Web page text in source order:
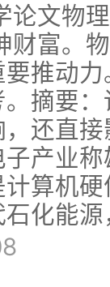
论文物
财富。
推动
摘要
还直
产业
算机
化能